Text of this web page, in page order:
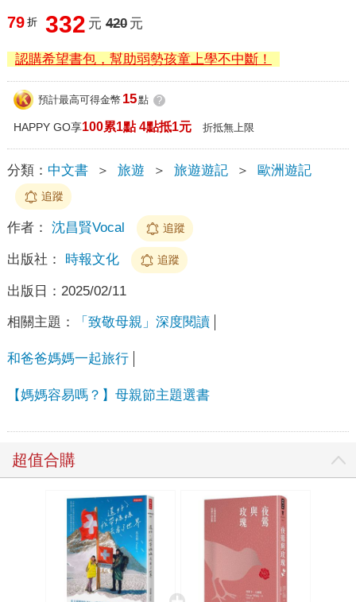
79 折 332 元 420 元
認購希望書包，幫助弱勢孩童上學不中斷！
預計最高可得金幣 15點 ?
HAPPY GO享100累1點 4點抵1元 折抵無上限
分類： 中文書 ＞ 旅遊 ＞ 旅遊遊記 ＞ 歐洲遊記
追蹤
作者： 沈昌賢Vocal 追蹤
出版社： 時報文化 追蹤
出版日： 2025/02/11
相關主題： 「致敬母親」深度閱讀
和爸爸媽媽一起旅行
【媽媽容易嗎？】母親節主題選書
超值合購